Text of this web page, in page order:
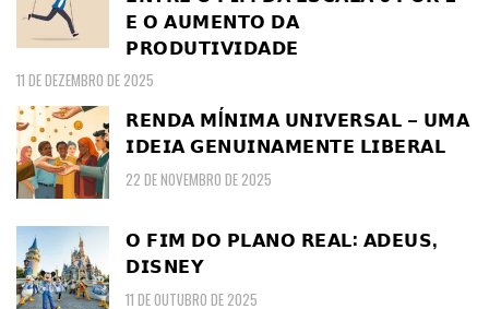
𝗘 𝗢 𝗔𝗨𝗠𝗘𝗡𝗧𝗢 𝗗𝗔
𝗣𝗥𝗢𝗗𝗨𝗧𝗜𝗩𝗜𝗗𝗔𝗗𝗘
11 DE DEZEMBRO DE 2025
𝗥𝗘𝗡𝗗𝗔 𝗠Í𝗡𝗜𝗠𝗔 𝗨𝗡𝗜𝗩𝗘𝗥𝗦𝗔𝗟 – 𝗨𝗠𝗔
𝗜𝗗𝗘𝗜𝗔 𝗚𝗘𝗡𝗨𝗜𝗡𝗔𝗠𝗘𝗡𝗧𝗘 𝗟𝗜𝗕𝗘𝗥𝗔𝗟
22 DE NOVEMBRO DE 2025
𝗢 𝗙𝗜𝗠 𝗗𝗢 𝗣𝗟𝗔𝗡𝗢 𝗥𝗘𝗔𝗟: 𝗔𝗗𝗘𝗨𝗦,
𝗗𝗜𝗦𝗡𝗘𝗬
11 DE OUTUBRO DE 2025